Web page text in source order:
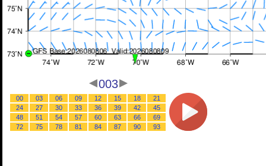
003
00 03 06 09 12 15 18
21
24
27 30 33 36 39 42
45
48
51 54 57 60 63 66
69
72
75 78 81 84 87 90 93